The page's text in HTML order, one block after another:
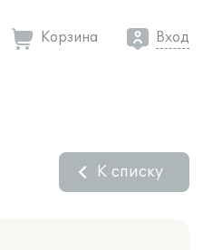
Корзина Вход
К списку